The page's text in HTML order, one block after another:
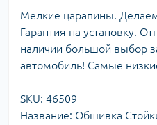
Мелкие царапины.
Гарантия на установку.
наличии большой выбор
автомобиль! Самые
SKU: 46509
Название: Обшивка